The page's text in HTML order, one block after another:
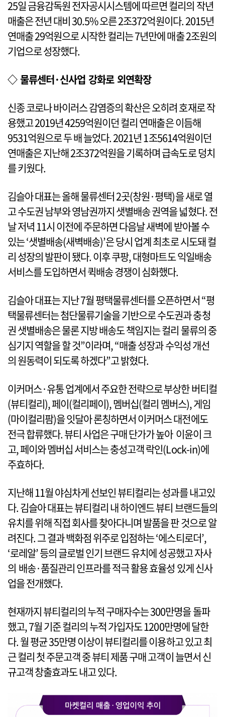
25일 금융감독원 전자공시시스템에 따르면 컬리의 작년
매출은 전년 대비 30.5% 오른 2조372억원이다. 2015년
연매출 29억원으로 시작한 컬리는 7년만에 매출 2조원의
기업으로 성장했다.
◇ 물류센터·신사업 강화로 외연확장
신종 코로나 바이러스 감염증의 확산은 오히려 호재로 작
용했고 2019년 4259억원이던 컬리 연매출은 이듬해
9531억원으로 두 배 늘었다. 2021년 1조5614억원이던
연매출은 지난해 2조372억원을 기록하며 급속도로 덩치
를 키웠다.
김슬아 대표는 올해 물류센터 2곳(창원·평택)을 새로 열
고 수도권 남부와 영남권까지 샛별배송 권역을 넓혔다. 전
날 저녁 11시 이전에 주문하면 다음날 새벽에 받아볼 수
있는 ‘샛별배송(새벽배송)’은 당시 업계 최초로 시도돼 컬
리 성장의 발판이 됐다. 이후 쿠팡, 대형마트도 익일배송
서비스를 도입하면서 퀵배송 경쟁이 심화했다.
김슬아 대표는 지난 7월 평택물류센터를 오픈하면서 “평
택물류센터는 첨단물류기술을 기반으로 수도권과 충청
권 샛별배송은 물론 지방 배송도 책임지는 컬리 물류의 중
심기지 역할을 할 것”이라며, “매출 성장과 수익성 개선
의 원동력이 되도록 하겠다”고 밝혔다.
이커머스·유통 업계에서 주요한 전략으로 부상한 버티컬
(뷰티컬리), 페이(컬리페이), 멤버십(컬리 멤버스), 게임
(마이컬리팜)을 잇달아 론칭하면서 이커머스 대전에도
전극 합류했다. 뷰티 사업은 구매 단가가 높아 이윤이 크
고, 페이와 멤버십 서비스는 충성고객 락인(Lock-in)에
주효하다.
지난해 11월 야심차게 선보인 뷰티컬리는 성과를 내고있
다. 김슬아 대표는 뷰티컬리 내 하이엔드 뷰티 브랜드들의
유치를 위해 직접 회사를 찾아다니며 발품을 판 것으로 알
려진다. 그 결과 백화점 위주로 입점하는 ‘에스티로더’,
‘로레알’ 등의 글로벌 인기 브랜드 유치에 성공했고 자사
의 배송·품질관리 인프라를 적극 활용 효율성 있게 신사
업을 전개했다.
현재까지 뷰티컬리의 누적 구매자수는 300만명을 돌파
했고, 7월 기준 컬리의 누적 가입자도 1200만명에 달한
다. 월 평균 35만명 이상이 뷰티컬리를 이용하고 있고 최
근 컬리 첫 주문고객 중 뷰티 제품 구매 고객이 늘면서 신
규고객 창출효과도 내고 있다.